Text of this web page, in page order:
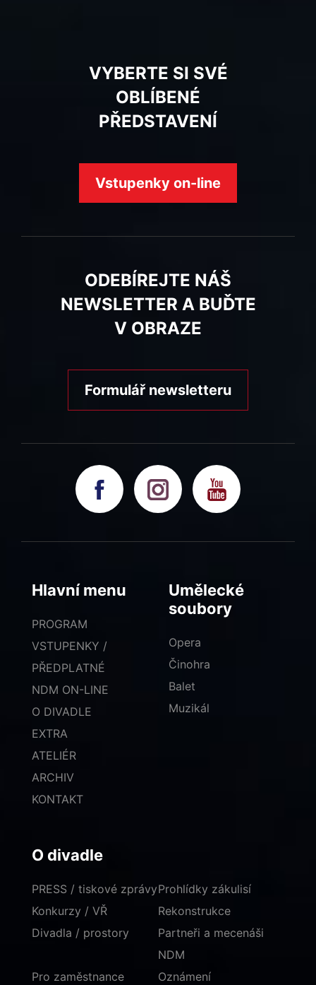
VYBERTE SI SVÉ
OBLÍBENÉ
PŘEDSTAVENÍ
Vstupenky on-line
ODEBÍREJTE NÁŠ
NEWSLETTER A BUĎTE
V OBRAZE
Formulář newsletteru
Hlavní menu
PROGRAM
VSTUPENKY /
PŘEDPLATNÉ
NDM ON-LINE
O DIVADLE
EXTRA
ATELIÉR
ARCHIV
KONTAKT
Umělecké
soubory
Opera
Činohra
Balet
Muzikál
O divadle
PRESS / tiskové zprávy
Konkurzy / VŘ
Divadla / prostory
Prohlídky zákulisí
Rekonstrukce
Partneři a mecenáši
NDM
Pro zaměstnance
Oznámení